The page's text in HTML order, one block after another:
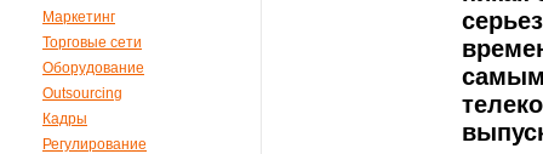
Маркетинг
Торговые сети
Оборудование
Outsourcing
Кадры
Регулирование
самым